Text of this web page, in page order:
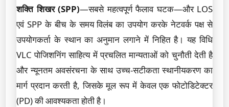
शक्ति शिखर (SPP)—सबसे महत्वपूर्ण फैलाव घटक—और LOS
एवं SPP के बीच के समय विलंब का उपयोग करके नेटवर्क पक्ष से
उपयोगकर्ता के स्थान का अनुमान लगाने में निहित है। यह विधि
VLC पोजिशनिंग साहित्य में प्रचलित मान्यताओं को चुनौती देती है
और न्यूनतम अवसंरचना के साथ उच्च-सटीकता स्थानीयकरण का
मार्ग प्रदान करती है, जिसके मूल रूप में केवल एक फोटोडिटेक्टर
(PD) की आवश्यकता होती है।